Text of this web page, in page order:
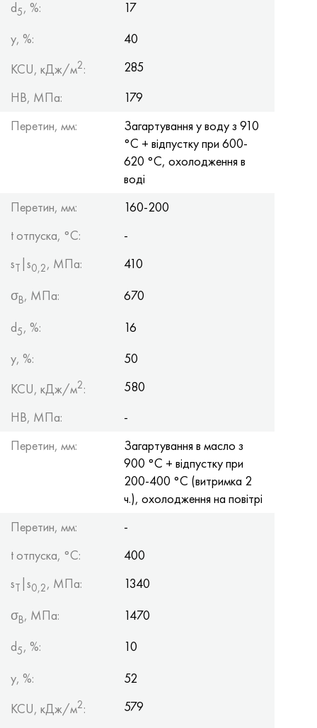
d5, %:
17
y, %:
40
KCU, кДж/м2:
285
HB, МПа:
179
Перетин, мм:
Загартування у воду з 910
°С + відпустку при 600-
620 °С, охолодження в
воді
Перетин, мм:
160-200
t отпуска, °C:
-
sТ |s0,2, МПа:
410
σB, МПа:
670
d5, %:
16
y, %:
50
KCU, кДж/м2:
580
HB, МПа:
-
Перетин, мм:
Загартування в масло з
900 °С + відпустку при
200-400 °С (витримка 2
ч.), охолодження на повітрі
Перетин, мм:
-
t отпуска, °C:
400
sТ |s0,2, МПа:
1340
σB, МПа:
1470
d5, %:
10
y, %:
52
KCU, кДж/м2:
579